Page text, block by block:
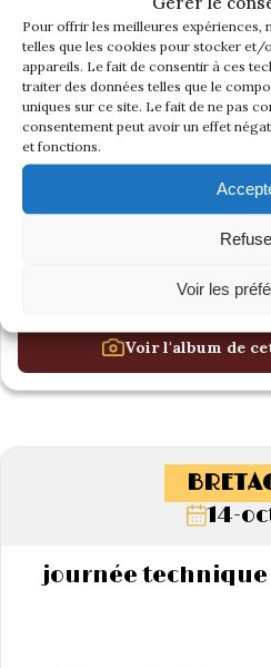
Pour offrir les meilleures expériences,
telles que les cookies pour stocker et/
appareils. Le fait de consentir à ces
traiter des données telles que le
uniques sur ce site. Le fait de ne pas
consentement peut avoir un effet
et fonctions.
Voir les
Voir l'album de
14-
journée